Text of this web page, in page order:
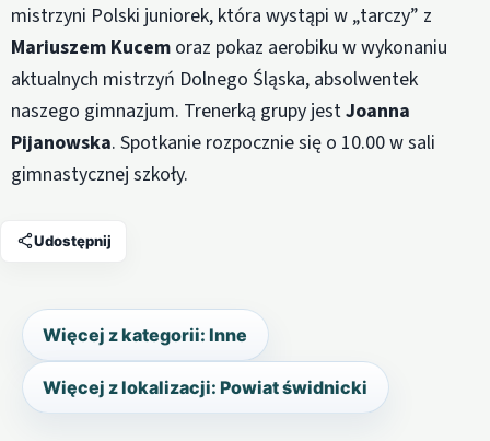
mistrzyni Polski juniorek, która wystąpi w „tarczy” z
Mariuszem Kucem oraz pokaz aerobiku w wykonaniu
aktualnych mistrzyń Dolnego Śląska, absolwentek
naszego gimnazjum. Trenerką grupy jestJoanna
Pijanowska. Spotkanie rozpocznie się o 10.00 w sali
gimnastycznej szkoły.
Udostępnij
Więcej z kategorii: Inne
Więcej z lokalizacji: Powiat świdnicki